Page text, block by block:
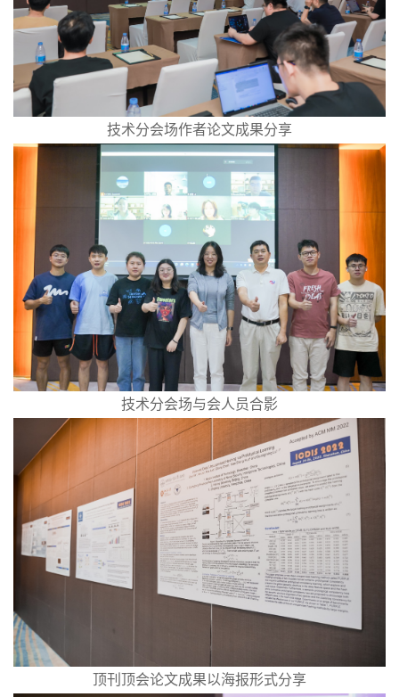
技术分会场作者论文成果分享
技术分会场与会人员合影
顶刊顶会论文成果以海报形式分享